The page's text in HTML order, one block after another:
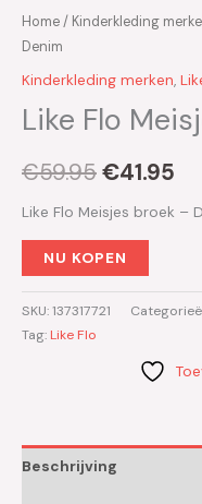
Home/ Kinderkleding
Denim
Kinderkleding merken,
Like Flo
€59.95€41.95
Like Flo Meisjes broek –
NU KOPEN
SKU:137317721
Tag: Like Flo
Beschrijving